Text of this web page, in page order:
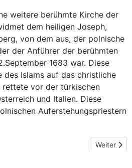
weitere berühmte Kirche der
dem heiligen Joseph,
von dem aus, der polnische
der Anführer der berühmten
1683 war. Diese
des Islams auf das christliche
rettete vor der türkischen
und Italien. Diese
Auferstehungspriestern
Dom St. Stephen Nächster
Weiter